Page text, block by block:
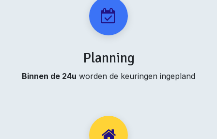
Planning
Binnen de 24u worden de keuringen ingepland